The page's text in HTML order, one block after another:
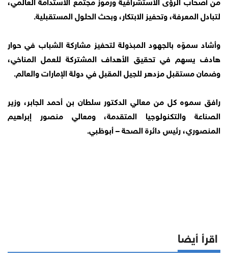
لتبادل المعرفة، وتحفيز الابتكار، وبحث الحلول المستقبلية.
وأشاد سموّه بالجهود المبذولة لتحفيز مشاركة الشباب في حوار
هادف يسهم في تحقيق الأهداف المشتركة للعمل المناخي،
وضمان مستقبل مزدهر للجيل المقبل في دولة الإمارات والعالم.
رافق سموه كل من معالي الدكتور سلطان بن أحمد الجابر، وزير
الصناعة والتكنولوجيا المتقدمة، ومعالي منصور إبراهيم
المنصوري، رئيس دائرة الصحة – أبوظبي.
اقرأ أيضا